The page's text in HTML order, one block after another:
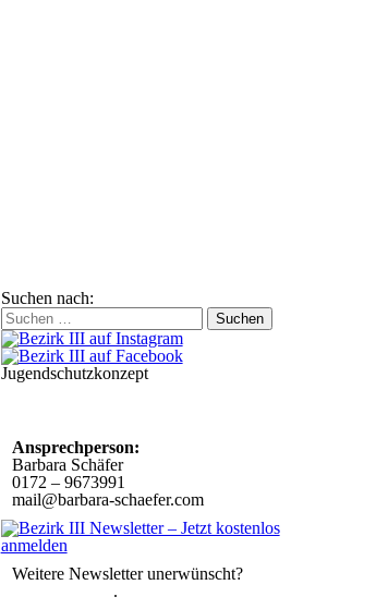
Suchen nach:
Jugendschutzkonzept
Ansprechperson:
Barbara Schäfer
0172 – 9673991
mail@barbara-schaefer.com
Weitere Newsletter unerwünscht?
.